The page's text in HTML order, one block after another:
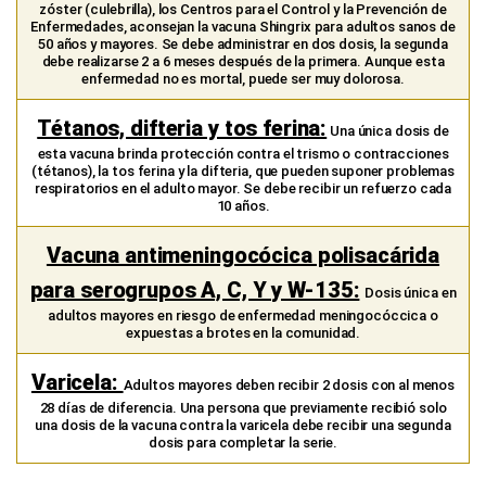
zóster (culebrilla), los Centros para el Control y la Prevención de
Enfermedades, aconsejan la vacuna Shingrix para adultos sanos de
50 años y mayores. Se debe administrar en dos dosis, la segunda
debe realizarse 2 a 6 meses después de la primera. Aunque esta
enfermedad no es mortal, puede ser muy dolorosa.
Tétanos, difteria y tos ferina: Una única dosis de
esta vacuna brinda protección contra el trismo o contracciones
(tétanos), la tos ferina y la difteria, que pueden suponer problemas
respiratorios en el adulto mayor. Se debe recibir un refuerzo cada
10 años.
Vacuna antimeningocócica polisacárida
para serogrupos A, C, Y y W-135: Dosis única en
adultos mayores en riesgo de enfermedad meningocóccica o
expuestas a brotes en la comunidad.
Varicela: Adultos mayores deben recibir 2 dosis con al menos
28 días de diferencia. Una persona que previamente recibió solo
una dosis de la vacuna contra la varicela debe recibir una segunda
dosis para completar la serie.